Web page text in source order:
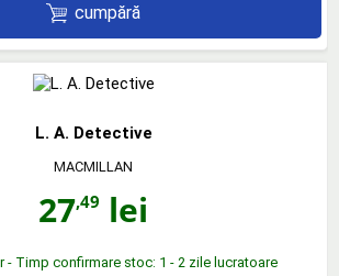
cumpără
L. A. Detective
MACMILLAN
27,49 lei
- Timp confirmare stoc: 1 - 2 zile lucratoare